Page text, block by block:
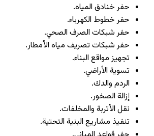
حفر خنادق المياه.
حفر خطوط الكهرباء.
حفر شبكات الصرف الصحي.
حفر شبكات تصريف مياه الأمطار.
تجهيز مواقع البناء.
تسوية الأراضي.
الردم والدك.
إزالة الصخور.
نقل الأتربة والمخلفات.
تنفيذ مشاريع البنية التحتية.